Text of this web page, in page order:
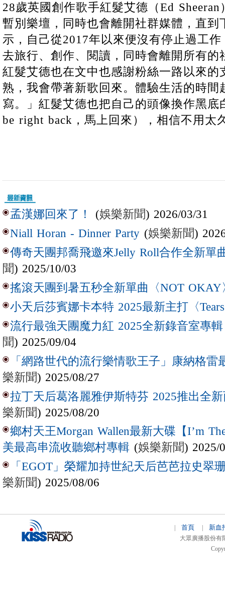
28歲英國創作歌手紅髮艾德（Ed
暫別樂壇，同時也會離開社群媒體，直到
示，自己從2017年以來便沒有停止過工
去旅行、創作、閱讀，同時會離開所有的
紅髮艾德也在文中也感謝粉絲一路以來的
熟，我會帶著新歌回來。體驗生活的時間
寫。」紅髮艾德也把自己的頭像換作黑底
be right back，馬上回來），相信不用太
孟漢娜回來了！ (娛樂新聞) 2026/03/31
Niall Horan - Dinner Party (娛樂新聞)
傳奇天團邦喬飛邀來Jelly Roll合作全新單
聞) 2025/10/03
搖滾天團到暑五秒全新單曲〈NOT OKAY
小天后莎賓娜卡本特 2025最新主打〈
流行最強天團魔力紅 2025全新錄音室專
聞) 2025/09/04
「網路世代的流行樂情歌王子」康納格雷
樂新聞) 2025/08/27
拉丁天后葛洛麗雅伊斯特芬 2025推出全新
樂新聞) 2025/08/20
鄉村天王Morgan Wallen最新大碟【I’m
美最高串流收聽鄉村專輯 (娛樂新聞) 2025/
「EGOT」榮耀加持世紀天后芭芭拉史翠
樂新聞) 2025/08/06
首頁 新血
大眾廣播股份有